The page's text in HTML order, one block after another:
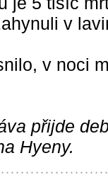
v
v noci
přijde
Hyeny.